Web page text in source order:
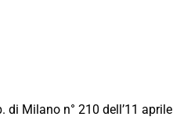
Milano n° 210 dell’11 aprile